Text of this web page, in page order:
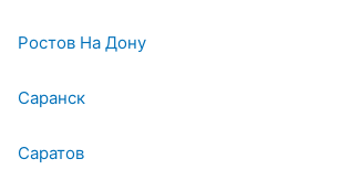
Ростов На Дону
Саранск
Саратов